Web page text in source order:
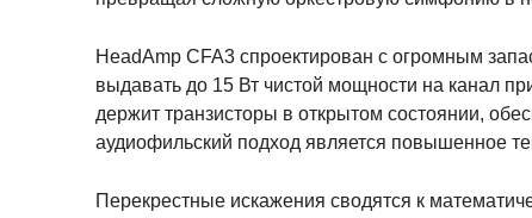
HeadAmp CFA3 спроектирован с огромным
выдавать до 15 Вт чистой мощности на канал
держит транзисторы в открытом состоянии,
аудиофильский подход является повышенное
Перекрестные искажения сводятся к